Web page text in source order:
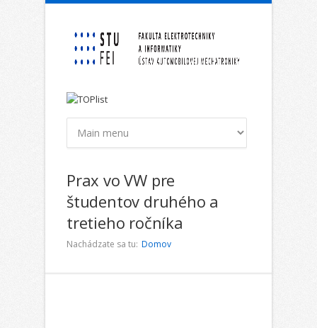
Skočiť na hlavný obsah
Prax vo VW pre
študentov druhého a
tretieho ročníka
Nachádzate sa tu: Domov